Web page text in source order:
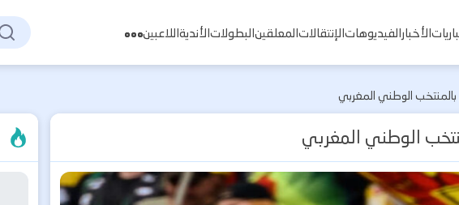
الأخبارالفيديوهاتالإنتقالاتالمعلقينالبطولاتالأنديةاللاعبين
بالمنتخب الوطني المغربي
الوطني المغربي